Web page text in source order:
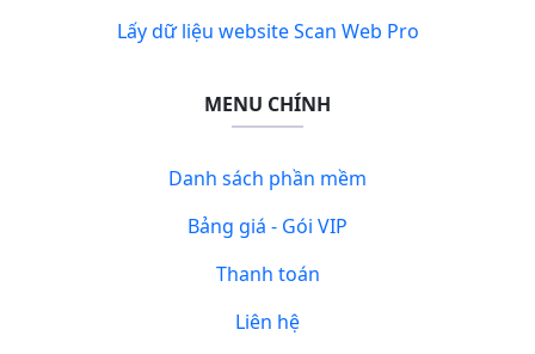
Lấy dữ liệu website Scan Web Pro
MENU CHÍNH
Danh sách phần mềm
Bảng giá - Gói VIP
Thanh toán
Liên hệ